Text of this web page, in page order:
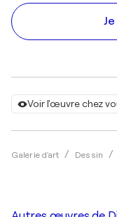
Voir l'œuvre chez
Galerie d'art Dessin